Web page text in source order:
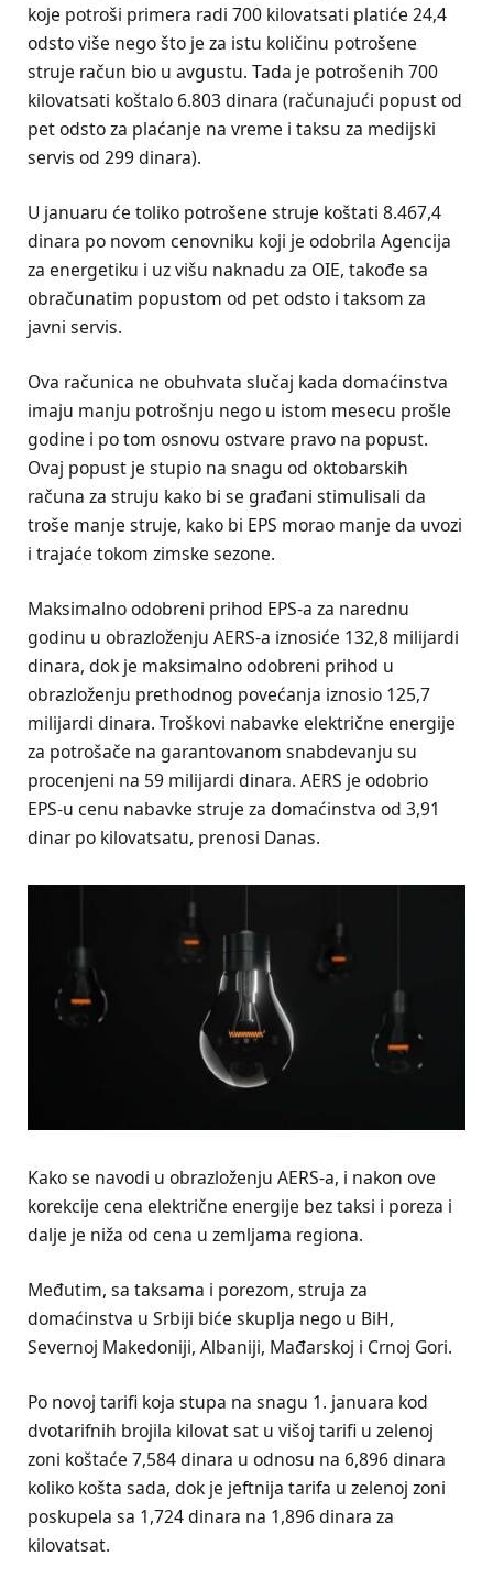
koje potroši primera radi 700 kilovatsati platiće 24,4
odsto više nego što je za istu količinu potrošene
struje račun bio u avgustu. Tada je potrošenih 700
kilovatsati koštalo 6.803 dinara (računajući popust od
pet odsto za plaćanje na vreme i taksu za medijski
servis od 299 dinara).
U januaru će toliko potrošene struje koštati 8.467,4
dinara po novom cenovniku koji je odobrila Agencija
za energetiku i uz višu naknadu za OIE, takođe sa
obračunatim popustom od pet odsto i taksom za
javni servis.
Ova računica ne obuhvata slučaj kada domaćinstva
imaju manju potrošnju nego u istom mesecu prošle
godine i po tom osnovu ostvare pravo na popust.
Ovaj popust je stupio na snagu od oktobarskih
računa za struju kako bi se građani stimulisali da
troše manje struje, kako bi EPS morao manje da uvozi
i trajaće tokom zimske sezone.
Maksimalno odobreni prihod EPS-a za narednu
godinu u obrazloženju AERS-a iznosiće 132,8 milijardi
dinara, dok je maksimalno odobreni prihod u
obrazloženju prethodnog povećanja iznosio 125,7
milijardi dinara. Troškovi nabavke električne energije
za potrošače na garantovanom snabdevanju su
procenjeni na 59 milijardi dinara. AERS je odobrio
EPS-u cenu nabavke struje za domaćinstva od 3,91
dinar po kilovatsatu, prenosi Danas.
Kako se navodi u obrazloženju AERS-a, i nakon ove
korekcije cena električne energije bez taksi i poreza i
dalje je niža od cena u zemljama regiona.
Međutim, sa taksama i porezom, struja za
domaćinstva u Srbiji biće skuplja nego u BiH,
Severnoj Makedoniji, Albaniji, Mađarskoj i Crnoj Gori.
Po novoj tarifi koja stupa na snagu 1. januara kod
dvotarifnih brojila kilovat sat u višoj tarifi u zelenoj
zoni koštaće 7,584 dinara u odnosu na 6,896 dinara
koliko košta sada, dok je jeftnija tarifa u zelenoj zoni
poskupela sa 1,724 dinara na 1,896 dinara za
kilovatsat.